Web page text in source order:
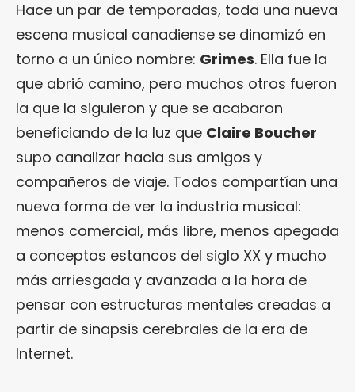
Hace un par de temporadas, toda una nueva
escena musical canadiense se dinamizó en
torno a un único nombre: Grimes. Ella fue la
que abrió camino, pero muchos otros fueron
la que la siguieron y que se acabaron
beneficiando de la luz que Claire Boucher
supo canalizar hacia sus amigos y
compañeros de viaje. Todos compartían una
nueva forma de ver la industria musical:
menos comercial, más libre, menos apegada
a conceptos estancos del siglo XX y mucho
más arriesgada y avanzada a la hora de
pensar con estructuras mentales creadas a
partir de sinapsis cerebrales de la era de
Internet.